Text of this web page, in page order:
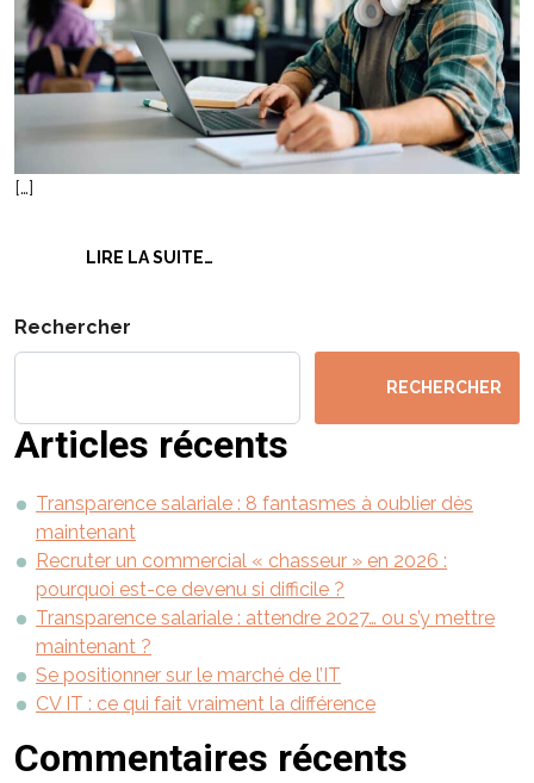
[…]
LIRE LA SUITE…
Rechercher
RECHERCHER
Articles récents
Transparence salariale : 8 fantasmes à oublier dès
maintenant
Recruter un commercial « chasseur » en 2026 :
pourquoi est-ce devenu si difficile ?
Transparence salariale : attendre 2027… ou s’y mettre
maintenant ?
Se positionner sur le marché de l’IT
CV IT : ce qui fait vraiment la différence
Commentaires récents